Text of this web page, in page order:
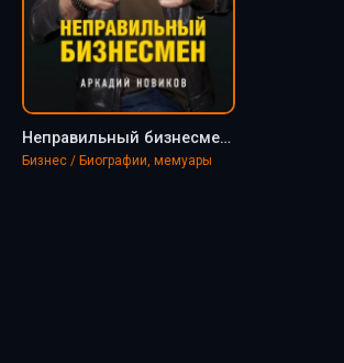
Неправильный бизнесмен - Новиков Аркадий
Бизнес / Биографии, мемуары